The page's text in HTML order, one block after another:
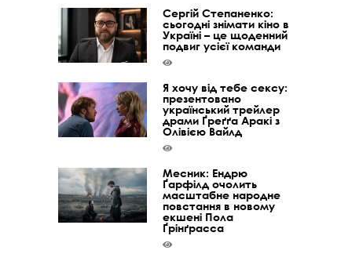
Сергій Степаненко:
сьогодні знімати кіно в
Україні – це щоденний
подвиг усієї команди
Я хочу від тебе сексу:
презентовано
український трейлер
драми Ґреґґа Аракі з
Олівією Вайлд
Месник: Ендрю
Ґарфілд очолить
масштабне народне
повстання в новому
екшені Пола
Ґрінґрасса